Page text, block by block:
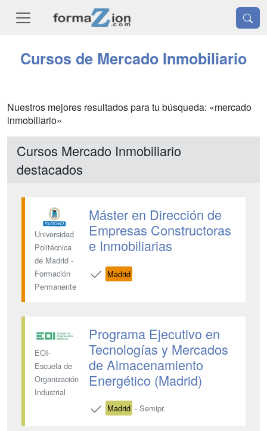
Cursos de Mercado Inmobiliario
Nuestros mejores resultados para tu búsqueda: «mercado
inmobiliario»
Cursos Mercado Inmobiliario
destacados
Universidad
Politécnica
de Madrid -
Formación
Permanente
Máster en Dirección de
Empresas Constructoras
e Inmobiliarias
Madrid
EOI-
Escuela de
Organización
Industrial
Programa Ejecutivo en
Tecnologías y Mercados
de Almacenamiento
Energético (Madrid)
Madrid - Semipr.